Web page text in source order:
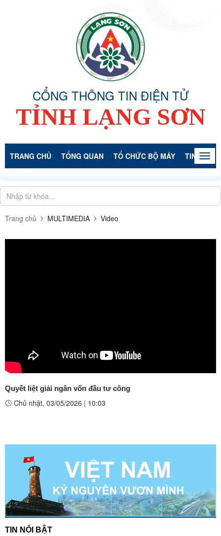
CỔNG THÔNG TIN ĐIỆN TỬ
TỈNH LẠNG SƠN
TRANG CHỦ TỔNG QUAN TỔ CHỨC BỘ MÁY TIN TỨC -
Trang chủ MULTIMEDIA Video
Quyết liệt giải ngân vốn đầu tư công
Chủ nhật, 03/05/2026 | 10:03
TIN NỔI BẬT